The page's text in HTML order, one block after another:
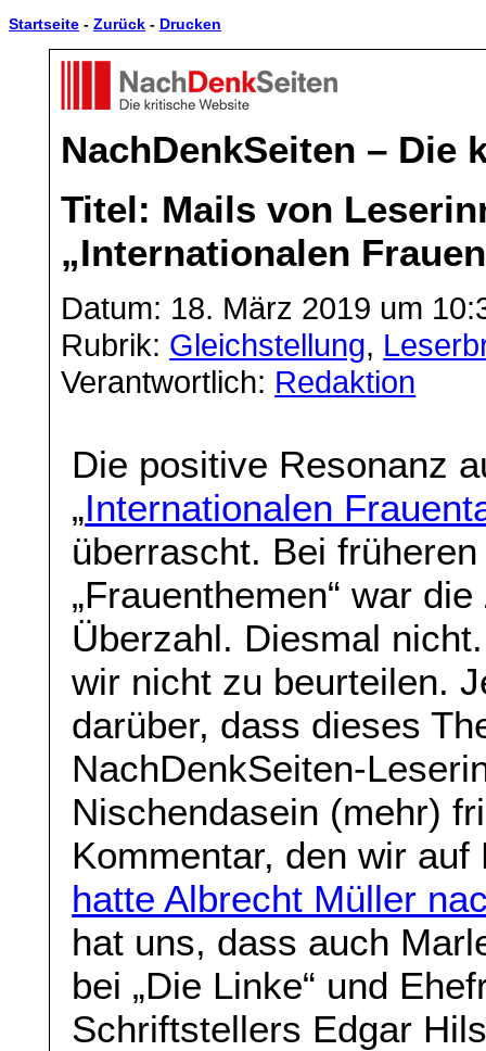
Startseite - Zurück - Drucken
NachDenkSeiten – Die
Titel: Mails von
„Internationalen
Datum: 18. März 2019 um
Rubrik: Gleichstellung,
Verantwortlich: Redaktion
Die positive Resonanz
„Internationalen
überrascht. Bei
„Frauenthemen“ war
Überzahl. Diesmal
wir nicht zu beurteilen.
darüber, dass dieses
NachDenkSeiten-
Nischendasein (mehr)
Kommentar, den wir
hatte Albrecht Müller
hat uns, dass auch
bei „Die Linke“ und
Schriftstellers Edgar